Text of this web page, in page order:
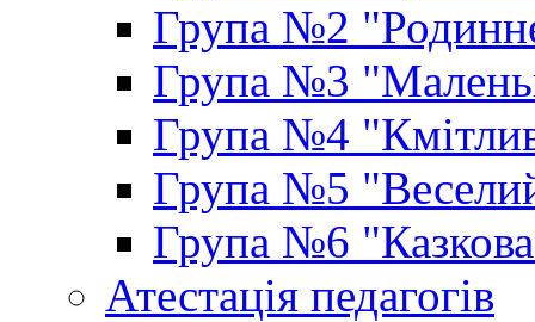
Група №2
Група №3
Група №4
Група №5
Група №6
Атестація педагогів